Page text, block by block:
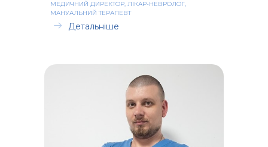
МЕДИЧНИЙ ДИРЕКТОР, ЛІКАР-НЕВРОЛОГ,
МАНУАЛЬНИЙ ТЕРАПЕВТ
Детальніше